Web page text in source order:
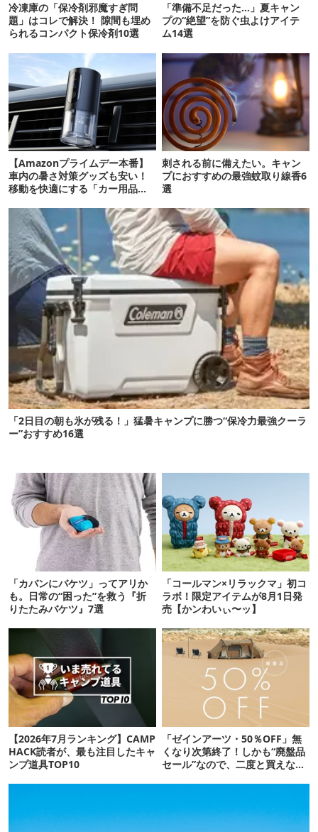
冷凍庫の「保冷剤邪魔すぎ問
題」はコレで解決！ 隙間も埋め
られるコンパクト保冷剤10選
「準備不足だった…」夏キャン
プの“絶望”を防ぐ虫よけアイテ
ム14選
【Amazonプライムデー本番】
車内の暑さ対策グッズも安い！
移動を快適にする「カー用品」
刺される前に備えたい。キャン
プにおすすめの最強蚊取り線香6
選
「2日目の朝も氷が残る！」猛暑キャンプに勝つ“保冷力最強クーラ
ー”おすすめ16選
「カバンにバケツ」ってアリか
も。日常の“困った”を救う『折
りたたみバケツ』7選
「コールマン×リラックマ」初コ
ラボ！限定アイテムが8月1日発
売【かンわいぃ〜ッ】
【2026年7月ランキング】CAMP
HACK読者が、最も注目したキャ
ンプ道具TOP10
「ゼインアーツ・50％OFF」無
くなり次第終了！しかも“廃盤品
セール”なので、二度と買えない